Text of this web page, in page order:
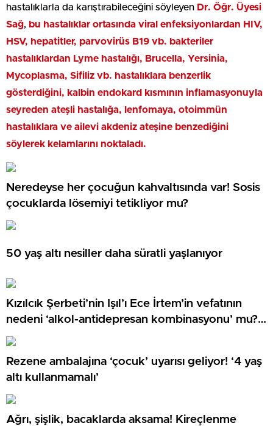
hastalıklarla da karıştırabileceğini söyleyen Dr. Öğr. Üyesi
Sağ, bu hastalıklar ortasında viral enfeksiyonlardan HIV,
HSV, hepatitler, parvovirüs B19 vb. bakteriler
hastalıklardan Lyme hastalığı, Brucella, Yersinia,
Mycoplasma, Sifiliz vb. hastalıklara benzerlik
gösterdiğini, kalbin endokard kısmının inflamasyonuyla
seyreden ateşli hastalığa, lenfomaya, otoimmün
hastalıklara ve ailevi akdeniz ateşine benzediğini
söylerek kelamlarını noktaladı.
Neredeyse her çocuğun kahvaltısında var! Sosis
çocuklarda lösemiyi tetikliyor mu?
50 yaş altı nesiller daha süratli yaşlanıyor
Kızılcık Şerbeti’nin Işıl’ı Ece İrtem’in vefatının
nedeni ‘alkol-antidepresan kombinasyonu’ mu?
‘Kesinlikle yanlış…’
Rezene ambalajına ‘çocuk’ uyarısı geliyor! ‘4 yaş
altı kullanmamalı’
Ağrı, şişlik, bacaklarda aksama! Kireçlenme